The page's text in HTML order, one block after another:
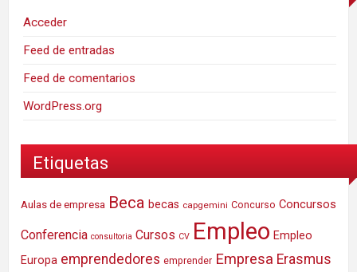
Acceder
Feed de entradas
Feed de comentarios
WordPress.org
Etiquetas
Aulas de empresa Beca becas capgemini Concurso Concursos
Conferencia consultoria Cursos CV Empleo Empleo
Europa emprendedores emprender Empresa Erasmus